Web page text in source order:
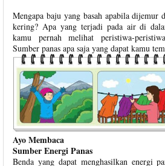
Mengapa baju yang basah apabila dijemur
kering? Apa yang terjadi pada air di
kamu pernah melihat peristiwa-
Sumber panas apa saja yang dapat kamu
Ayo Membaca
Sumber Energi Panas
Benda yang dapat menghasilkan energi